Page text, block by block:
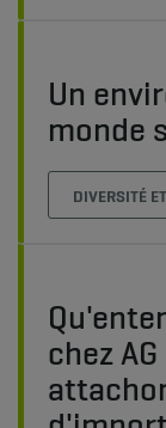
Un
monde
DIVERSITÉ
chez